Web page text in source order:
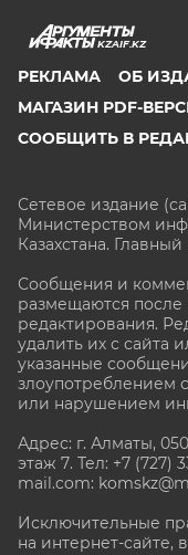
KZAIF.KZ
РЕКЛАМА
ОБ
МАГАЗИН PDF-
СООБЩИТЬ В
Сетевое издание
Министерством
Казахстана.
Сообщения и
размещаются после
редактирования.
удалить их с сайта
указанные
злоупотреблением
или нарушением
Адрес: г. Алматы,
этаж 7. Тел: +7 (727)
mail.com:
Исключительные
на интернет-сайте,